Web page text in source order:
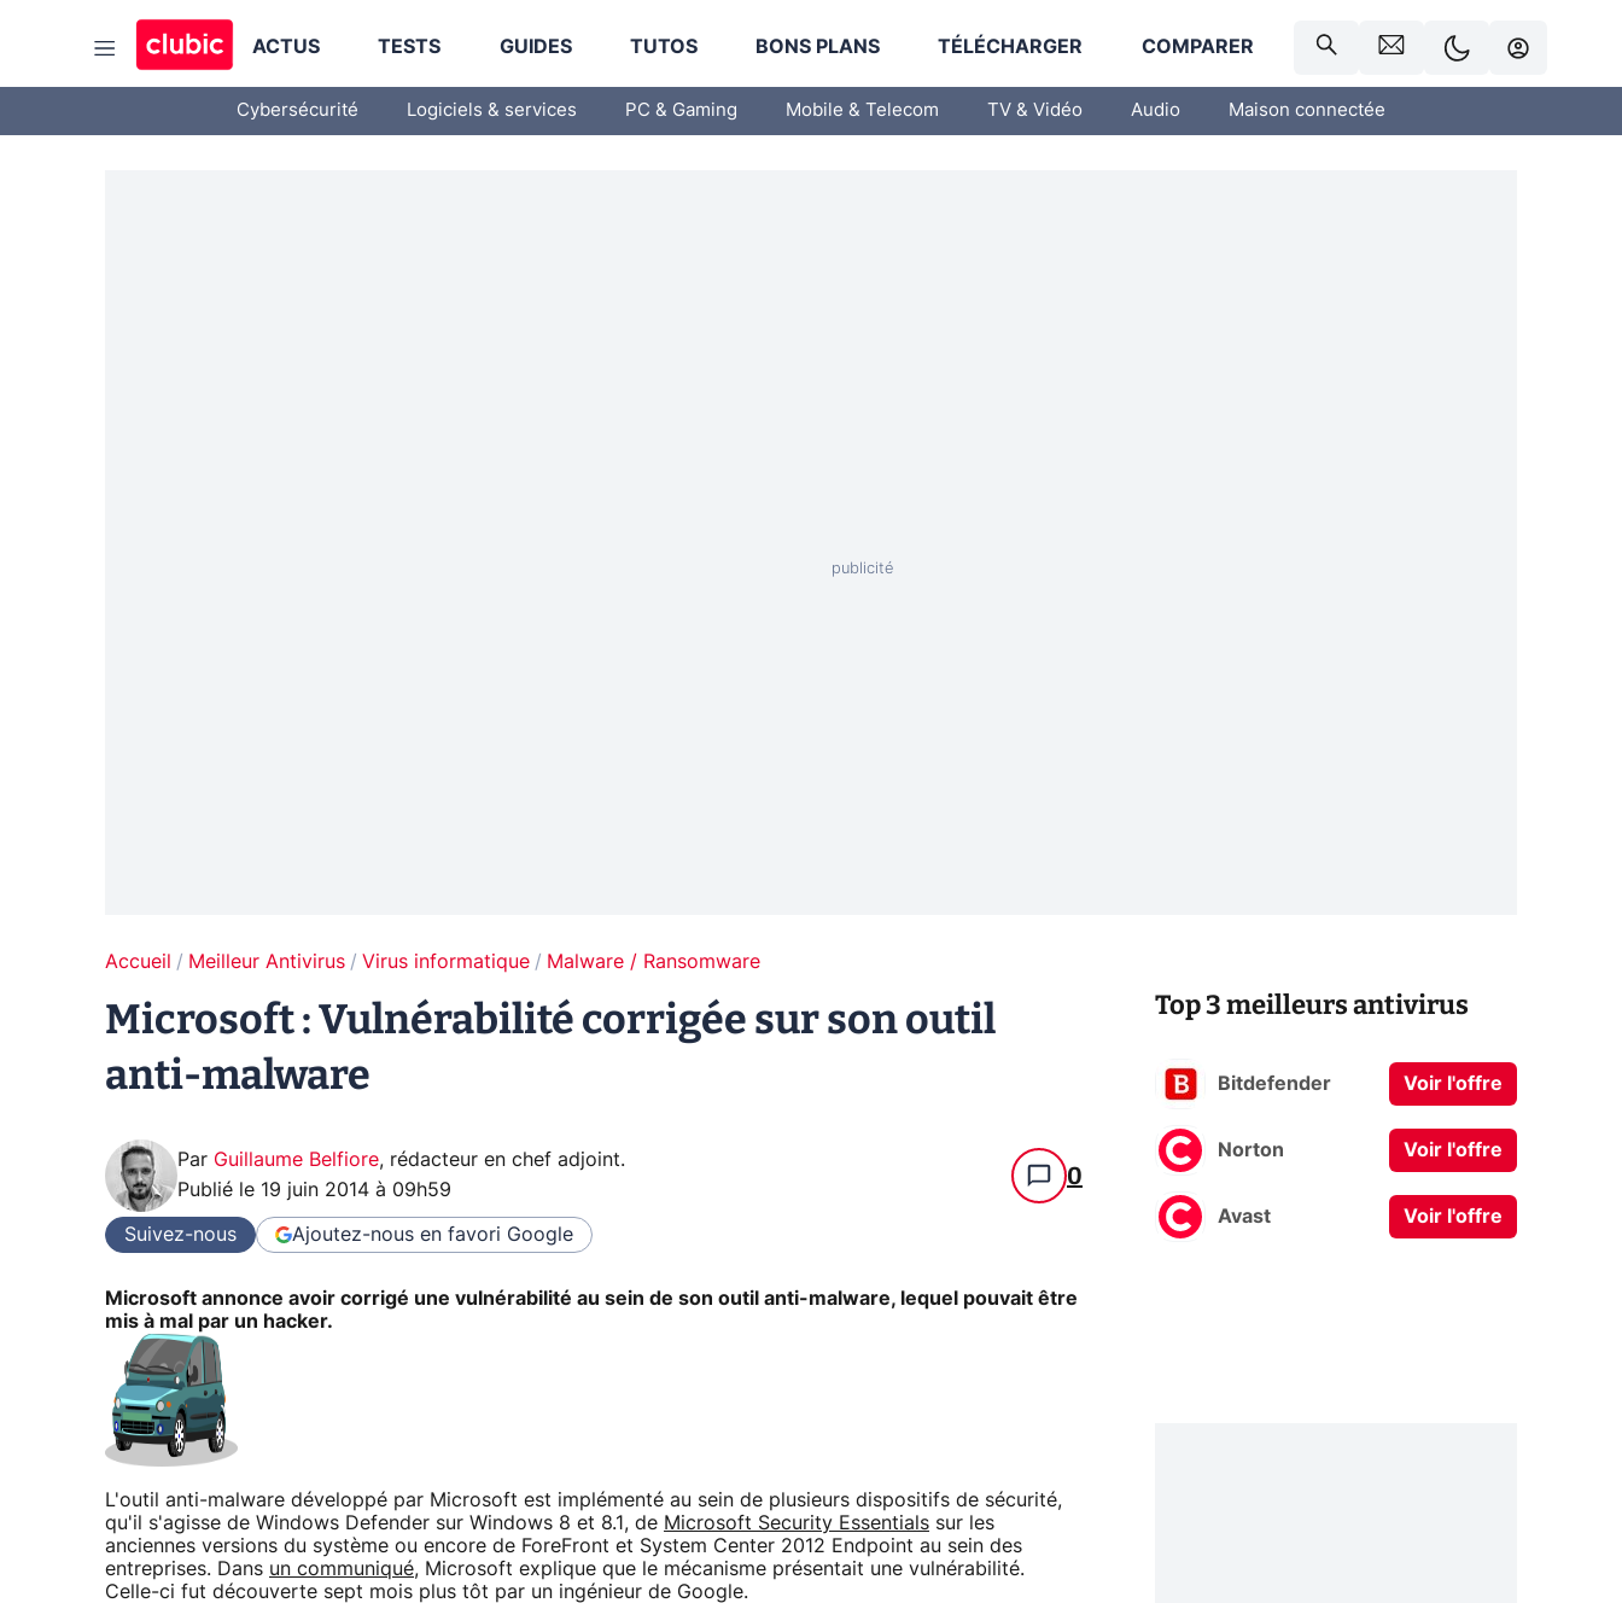
ACTUS TESTS GUIDES TUTOS BONS PLANS TÉLÉCHARGER COMPARER
Cybersécurité Logiciels & services PC & Gaming Mobile & Telecom TV & Vidéo Audio Maison connectée
Accueil Meilleur Antivirus Virus informatique Malware / Ransomware
Microsoft : Vulnérabilité corrigée sur son outil
anti-malware
Par Guillaume Belfiore, rédacteur en chef adjoint.
Publié le 19 juin 2014 à 09h59 0
Suivez-nous Ajoutez-nous en favori Google
Microsoft annonce avoir corrigé une vulnérabilité au sein de son outil anti-malware, lequel pouvait être
mis à mal par un hacker.
L'outil anti-malware développé par Microsoft est implémenté au sein de plusieurs dispositifs de sécurité,
qu'il s'agisse de Windows Defender sur Windows 8 et 8.1, de Microsoft Security Essentials sur les
anciennes versions du système ou encore de ForeFront et System Center 2012 Endpoint au sein des
entreprises. Dans un communiqué, Microsoft explique que le mécanisme présentait une vulnérabilité.
Celle-ci fut découverte sept mois plus tôt par un ingénieur de Google.
Top 3 meilleurs antivirus
Bitdefender Voir l'offre
Norton Voir l'offre
Avast Voir l'offre